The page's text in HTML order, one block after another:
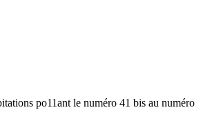
po11ant le numéro 41 bis au numéro